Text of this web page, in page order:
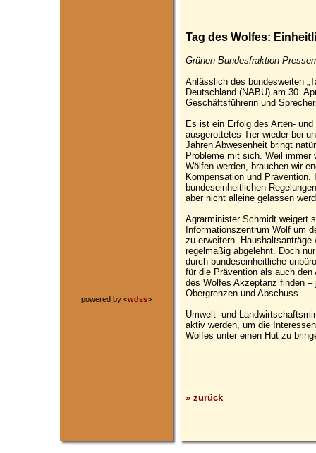
powered by <wdss>
Tag des Wolfes:
Grünen-Bundesfraktion
Anlässlich des bundesweiten
Deutschland (NABU) am 30.
Geschäftsführerin und
Es ist ein Erfolg des Arten-
ausgerottetes Tier wieder bei
Jahren Abwesenheit bringt
Probleme mit sich. Weil immer
Wölfen werden, brauchen wir
Kompensation und
bundeseinheitlichen
aber nicht alleine gelassen
Agrarminister Schmidt weigert
Informationszentrum Wolf um
zu erweitern.
regelmäßig abgelehnt. Doch
durch bundeseinheitliche
für die Prävention als auch
des Wolfes Akzeptanz finden
Obergrenzen und Abschuss.
Umwelt- und
aktiv werden, um die
Wolfes unter einen Hut zu
» zurück